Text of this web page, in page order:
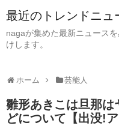
最近のトレンドニュ
nagaが集めた最新ニュース
けします。
ホーム 芸能人
雛形あきこは旦那は
どについて【出没!